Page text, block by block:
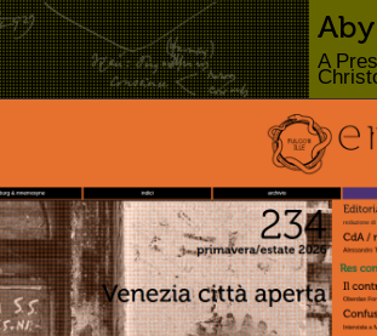
A
by